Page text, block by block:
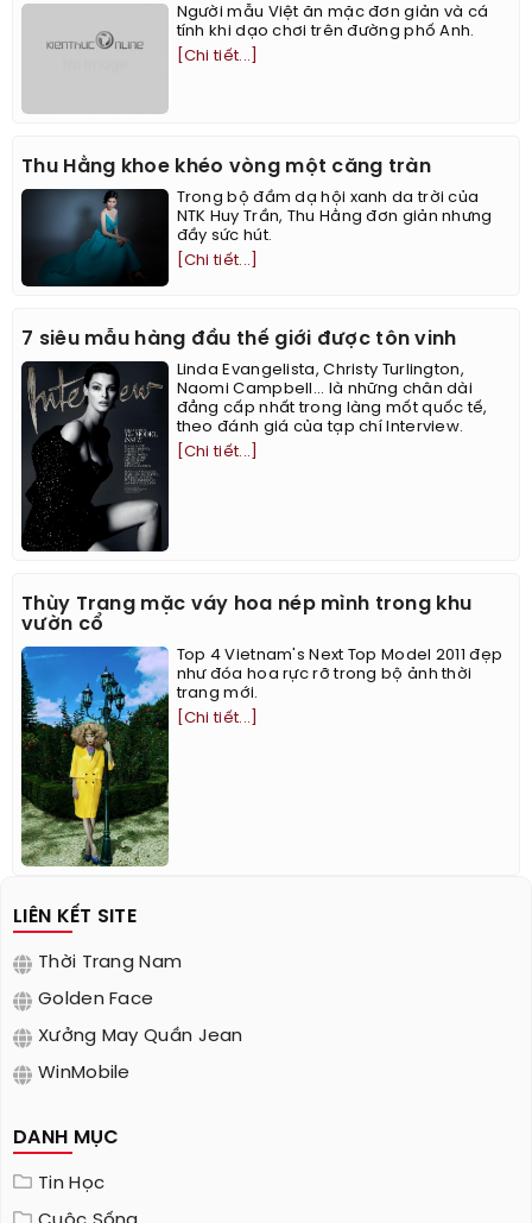
Người mẫu Việt ăn mặc đơn giản và cá
tính khi dạo chơi trên đường phố Anh.
[Chi tiết...]
Thu Hằng khoe khéo vòng một căng tràn
Trong bộ đầm dạ hội xanh da trời của
NTK Huy Trần, Thu Hằng đơn giản nhưng
đầy sức hút.
[Chi tiết...]
7 siêu mẫu hàng đầu thế giới được tôn vinh
Linda Evangelista, Christy Turlington,
Naomi Campbell... là những chân dài
đẳng cấp nhất trong làng mốt quốc tế,
theo đánh giá của tạp chí Interview.
[Chi tiết...]
Thùy Trang mặc váy hoa nép mình trong khu
vườn cổ
Top 4 Vietnam's Next Top Model 2011 đẹp
như đóa hoa rực rỡ trong bộ ảnh thời
trang mới.
[Chi tiết...]
LIÊN KẾT SITE
Thời Trang Nam
Golden Face
Xưởng May Quần Jean
WinMobile
DANH MỤC
Tin Học